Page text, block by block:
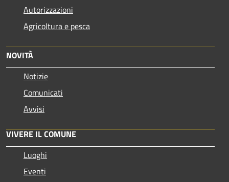
Autorizzazioni
Agricoltura e pesca
NOVITÀ
Notizie
Comunicati
Avvisi
VIVERE IL COMUNE
Luoghi
Eventi